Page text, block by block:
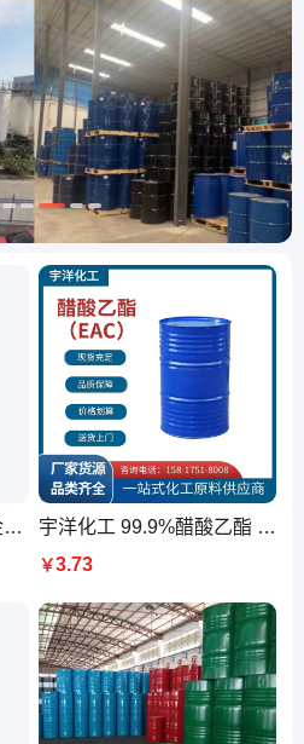
铜材铝材不锈钢金属合金超声波工业脱脂剂除油剂除锈剂清洗剂 宇洋化工 99.9%醋酸乙酯 EAC 乙酸乙酯 乙酸乙醚
￥3.73